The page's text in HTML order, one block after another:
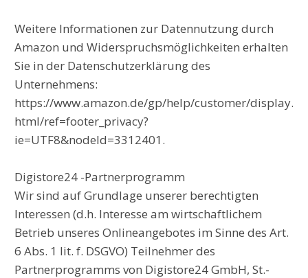
Weitere Informationen zur Datennutzung durch
Amazon und Widerspruchsmöglichkeiten erhalten
Sie in der Datenschutzerklärung des
Unternehmens:
https://www.amazon.de/gp/help/customer/display.
html/ref=footer_privacy?
ie=UTF8&nodeId=3312401.
Digistore24 -Partnerprogramm
Wir sind auf Grundlage unserer berechtigten
Interessen (d.h. Interesse am wirtschaftlichem
Betrieb unseres Onlineangebotes im Sinne des Art.
6 Abs. 1 lit. f. DSGVO) Teilnehmer des
Partnerprogramms von Digistore24 GmbH, St.-